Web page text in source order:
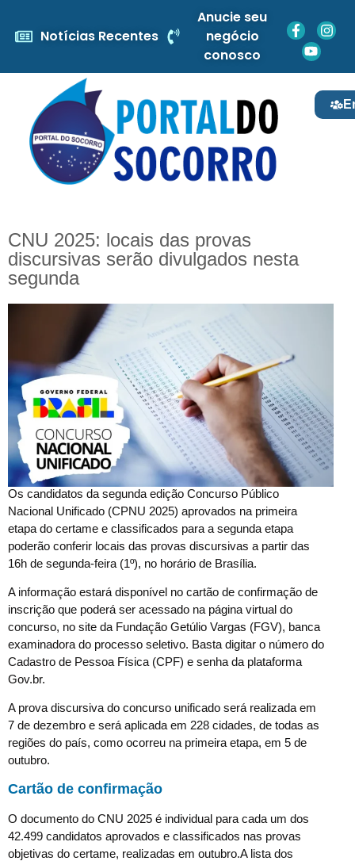
Notícias Recentes
Anucie seu
negócio
conosco
CNU 2025: locais das provas
discursivas serão divulgados nesta
segunda
Os candidatos da segunda edição Concurso Público
Nacional Unificado (CPNU 2025) aprovados na primeira
etapa do certame e classificados para a segunda etapa
poderão conferir locais das provas discursivas a partir das
16h de segunda-feira (1º), no horário de Brasília.
A informação estará disponível no cartão de confirmação de
inscrição que poderá ser acessado na página virtual do
concurso, no site da Fundação Getúlio Vargas (FGV), banca
examinadora do processo seletivo. Basta digitar o número do
Cadastro de Pessoa Física (CPF) e senha da plataforma
Gov.br.
A prova discursiva do concurso unificado será realizada em
7 de dezembro e será aplicada em 228 cidades, de todas as
regiões do país, como ocorreu na primeira etapa, em 5 de
outubro.
Cartão de confirmação
O documento do CNU 2025 é individual para cada um dos
42.499 candidatos aprovados e classificados nas provas
objetivas do certame, realizadas em outubro.A lista dos